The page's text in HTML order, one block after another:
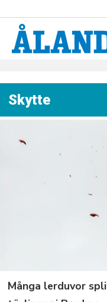
Skytte
Många lerduvor